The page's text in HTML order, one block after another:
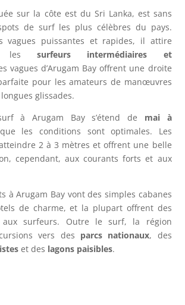
sur la côte est du Sri Lanka, est sans
de surf les plus célèbres du pays.
vagues puissantes et rapides, il attire
les surfeurs intermédiaires et
vagues d’Arugam Bay offrent une droite
pour les amateurs de manœuvres
glissades.
à Arugam Bay s’étend de mai à
les conditions sont optimales. Les
2 à 3 mètres et offrent une belle
cependant, aux courants forts et aux
à Arugam Bay vont des simples cabanes
de charme, et la plupart offrent des
aux surfeurs. Outre le surf, la région
vers des parcs nationaux, des
et des lagons paisibles.